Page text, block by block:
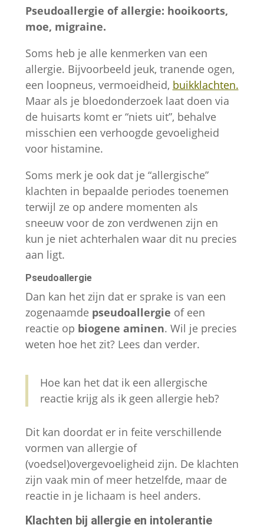
Pseudoallergie of allergie: hooikoorts,
moe, migraine.
Soms heb je alle kenmerken van een
allergie. Bijvoorbeeld jeuk, tranende ogen,
een loopneus, vermoeidheid, buikklachten.
Maar als je bloedonderzoek laat doen via
de huisarts komt er “niets uit”, behalve
misschien een verhoogde gevoeligheid
voor histamine.
Soms merk je ook dat je “allergische”
klachten in bepaalde periodes toenemen
terwijl ze op andere momenten als
sneeuw voor de zon verdwenen zijn en
kun je niet achterhalen waar dit nu precies
aan ligt.
Pseudoallergie
Dan kan het zijn dat er sprake is van een
zogenaamde pseudoallergie of een
reactie op biogene aminen. Wil je precies
weten hoe het zit? Lees dan verder.
Hoe kan het dat ik een allergische
reactie krijg als ik geen allergie heb?
Dit kan doordat er in feite verschillende
vormen van allergie of
(voedsel)overgevoeligheid zijn. De klachten
zijn vaak min of meer hetzelfde, maar de
reactie in je lichaam is heel anders.
Klachten bij allergie en intolerantie
Noodzakelijk
Deze cookies
zijn
noodzakelijk
goed te laten
functioneren.
Statistieken
Om ons te
helpen de
site te
gebaseerd
op hoe de
website
wordt
Gebruikerservaring
goed mogelijk te laten
functioneren
gedurende je bezoek.
Als je deze cookies
weigert, zullen
sommige functies en
inhoud van de website